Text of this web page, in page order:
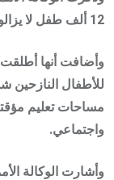
12 ألف طفل لا يزالون يعيشون حالة نزوح قسري في الضفة”.
للأطفال النازحين
مساحات تعليم
واجتماعي.